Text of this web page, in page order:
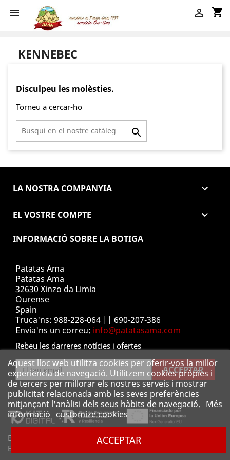
 shopping_cart

Aquest lloc web utilitza cookies per oferir-vos la millor
experiència de navegació. Utilitzem cookies pròpies i
de tercers per millorar els nostres serveis i mostrar
publicitat relacionada amb les seves preferències
mitjançant l'anàlisi dels seus hàbits de navegació. Més
informació customize cookies
ACCEPTAR
KENNEBEC
Disculpeu les molèsties.
Torneu a cercar-ho

LA NOSTRA COMPANYIA 
EL VOSTRE COMPTE 
INFORMACIÓ SOBRE LA BOTIGA
Patatas Ama
Patatas Ama
32630 Xinzo da Limia
Ourense
Spain
Truca'ns: 988-228-064 || 690-207-386
Envia'ns un correu: info@patatasama.com
Rebeu les darreres notícies i ofertes
En el precio de las cajas está incluído el transporte y el IVA.
El contrareembolso tiene un coste adicional de 2,42€.